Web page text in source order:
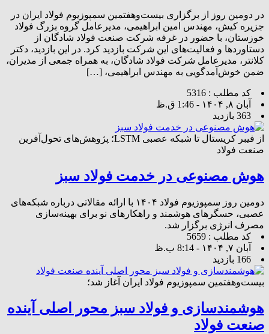
در دومین روز از برگزاری بیست‌وهفتمین سمپوزیوم فولاد ایران در
جزیره کیش، مهندس امین ابراهیمی، مدیرعامل گروه بزرگ فولاد
خوزستان، با حضور در غرفه شرکت صنعت فولاد شادگان از
دستاوردها و فعالیت‌های این شرکت بازدید کرد. در این بازدید، دکتر
کلانتر، مدیرعامل شرکت فولاد شادگان، به همراه جمعی از مدیران،
ضمن خوش‌آمدگویی به مهندس ابراهیمی، […]
کد مطلب : 5316
آبان ۸, ۱۴۰۴ - 1:46 ق.ظ
363 بازدید
از فیبر کریستال تا شبکه عصبی LSTM؛ پژوهش‌های تحول‌آفرین
صنعت فولاد
هوش مصنوعی در خدمت فولاد سبز
دومین روز سمپوزیوم فولاد ۱۴۰۴ با ارائه مقالاتی درباره شبکه‌های
عصبی، حسگرهای هوشمند و راهکارهای نو برای بهینه‌سازی
مصرف انرژی برگزار شد.
کد مطلب : 5659
آبان ۷, ۱۴۰۴ - 8:14 ب.ظ
166 بازدید
بیست‌وهفتمین سمپوزیوم فولاد ایران آغاز شد؛
هوشمندسازی و فولاد سبز محور اصلی آینده
صنعت فولاد